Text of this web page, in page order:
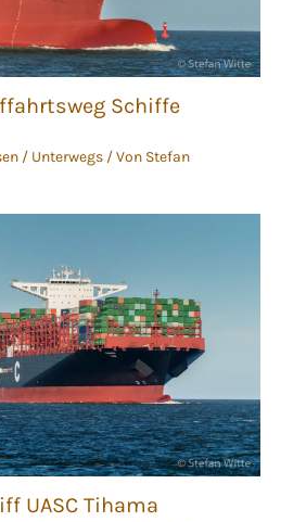
Schiffe
/ Unterwegs/ Von Stefan
UASC Tihama